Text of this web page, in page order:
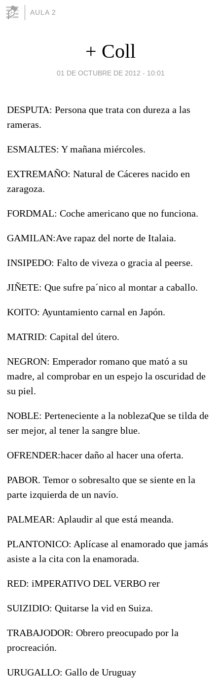
AULA 2
+ Coll
01 DE OCTUBRE DE 2012 - 10:01
DESPUTA: Persona que trata con dureza a las
rameras.
ESMALTES: Y mañana miércoles.
EXTREMAÑO: Natural de Cáceres nacido en
zaragoza.
FORDMAL: Coche americano que no funciona.
GAMILAN:Ave rapaz del norte de Italaia.
INSIPEDO: Falto de viveza o gracia al peerse.
JIÑETE: Que sufre pa´nico al montar a caballo.
KOITO: Ayuntamiento carnal en Japón.
MATRID: Capital del útero.
NEGRON: Emperador romano que mató a su
madre, al comprobar en un espejo la oscuridad de
su piel.
NOBLE: Perteneciente a la noblezaQue se tilda de
ser mejor, al tener la sangre blue.
OFRENDER:hacer daño al hacer una oferta.
PABOR. Temor o sobresalto que se siente en la
parte izquierda de un navío.
PALMEAR: Aplaudir al que está meanda.
PLANTONICO: Aplícase al enamorado que jamás
asiste a la cita con la enamorada.
RED: iMPERATIVO DEL VERBO rer
SUIZIDIO: Quitarse la vid en Suiza.
TRABAJODOR: Obrero preocupado por la
procreación.
URUGALLO: Gallo de Uruguay